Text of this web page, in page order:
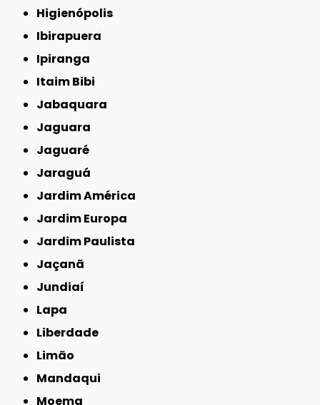
Higienópolis
Ibirapuera
Ipiranga
Itaim Bibi
Jabaquara
Jaguara
Jaguaré
Jaraguá
Jardim América
Jardim Europa
Jardim Paulista
Jaçanã
Jundiaí
Lapa
Liberdade
Limão
Mandaqui
Moema